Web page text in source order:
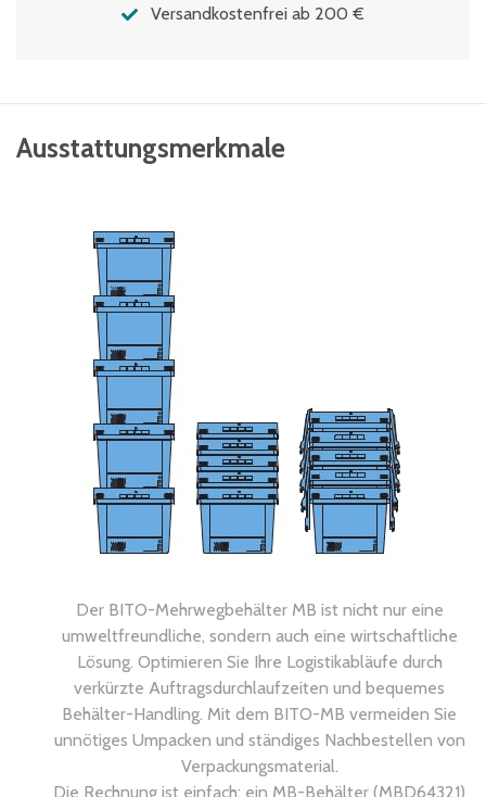
Versandkostenfrei ab 200 €
Ausstattungsmerkmale
Der BITO-Mehrwegbehälter MB ist nicht nur eine
umweltfreundliche, sondern auch eine wirtschaftliche
Lösung. Optimieren Sie Ihre Logistikabläufe durch
verkürzte Auftragsdurchlaufzeiten und bequemes
Behälter-Handling. Mit dem BITO-MB vermeiden Sie
unnötiges Umpacken und ständiges Nachbestellen von
Verpackungsmaterial.
Die Rechnung ist einfach: ein MB-Behälter (MBD64321)